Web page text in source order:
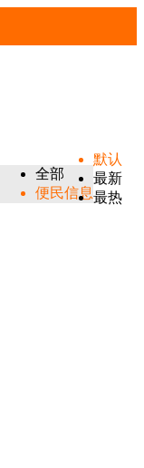
全部
便民信息
默认
最新
最热